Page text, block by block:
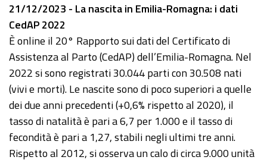
21/12/2023 - La nascita in Emilia-Romagna: i dati
CedAP 2022
È online il 20° Rapporto sui dati del Certificato di
Assistenza al Parto (CedAP) dell’Emilia-Romagna. Nel
2022 si sono registrati 30.044 parti con 30.508 nati
(vivi e morti). Le nascite sono di poco superiori a quelle
dei due anni precedenti (+0,6% rispetto al 2020), il
tasso di natalità è pari a 6,7 per 1.000 e il tasso di
fecondità è pari a 1,27, stabili negli ultimi tre anni.
Rispetto al 2012, si osserva un calo di circa 9.000 unità